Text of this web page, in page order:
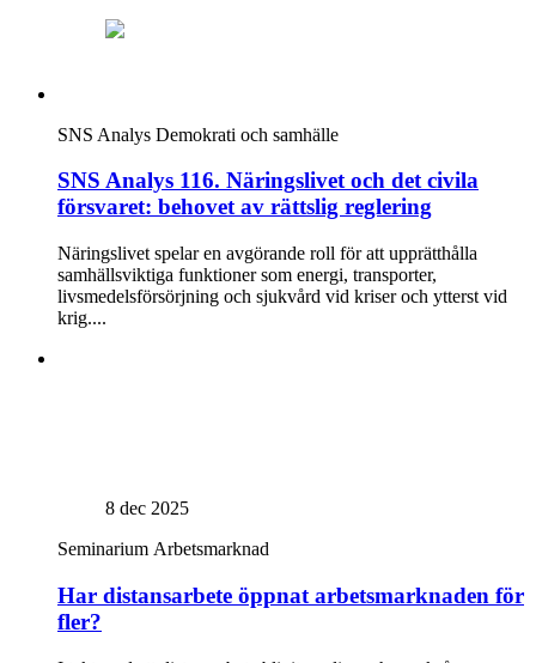
SNS Analys Demokrati och samhälle
SNS Analys 116. Näringslivet och det civila
försvaret: behovet av rättslig reglering
Näringslivet spelar en avgörande roll för att upprätthålla
samhällsviktiga funktioner som energi, transporter,
livsmedelsförsörjning och sjukvård vid kriser och ytterst vid
krig....
8 dec 2025
Seminarium Arbetsmarknad
Har distansarbete öppnat arbetsmarknaden för
fler?